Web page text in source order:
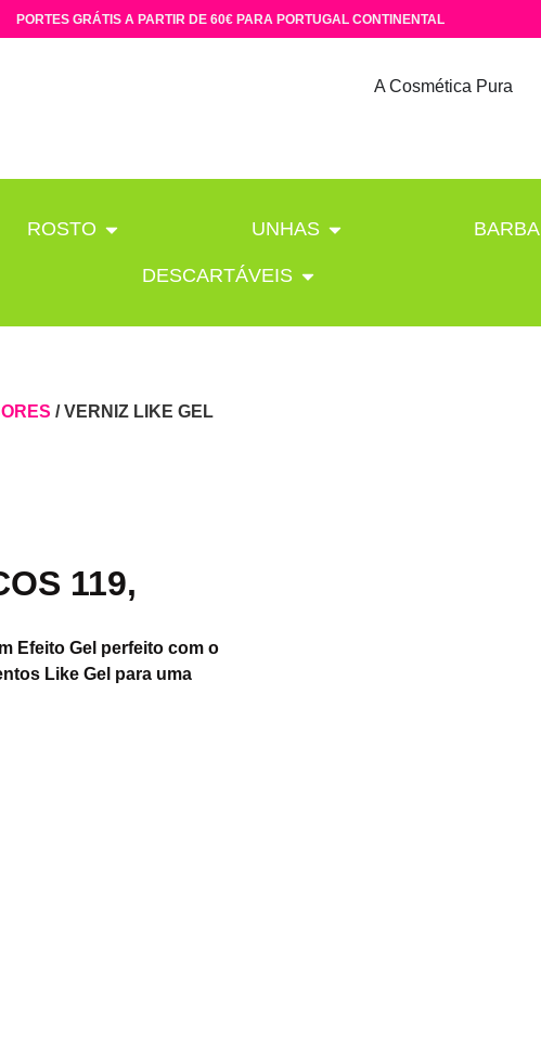
PORTES GRÁTIS A PARTIR DE 60€ PARA PORTUGAL CONTINENTAL
A Cosmética Pura
ROSTO UNHAS BARBA
DESCARTÁVEIS
/ VERNIZ LIKE GEL
119,
Efeito Gel perfeito com o
Like Gel para uma